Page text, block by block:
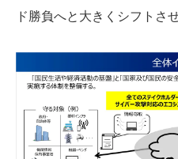
ド勝負へと大きくシフトさ